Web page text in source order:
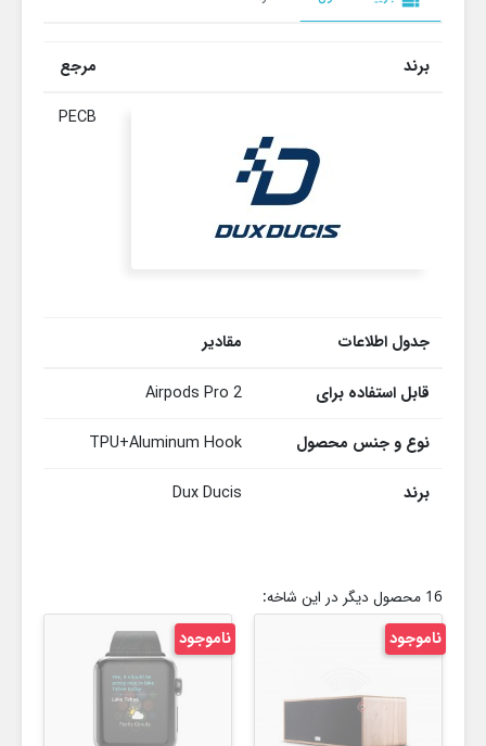
برند مرجع
PECB
جدول اطلاعات مقادیر
قابل استفاده برای
Airpods Pro 2
نوع و جنس محصول
TPU+Aluminum Hook
برند
Dux Ducis
16 محصول دیگر در این شاخه:
ناموجود ناموجود